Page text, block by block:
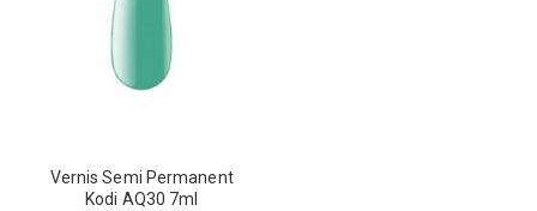
Vernis Semi Permanent
Kodi AQ30 7ml